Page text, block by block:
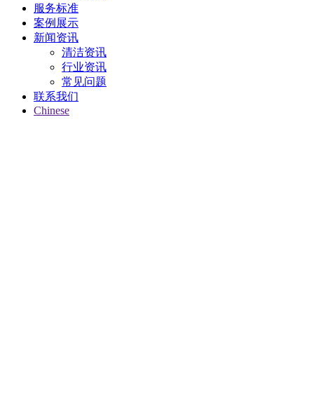
服务标准
案例展示
新闻资讯
清洁资讯
行业资讯
常见问题
联系我们
Chinese